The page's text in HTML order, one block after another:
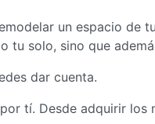
un espacio de
tu solo, sino que
dar cuenta.
tí. Desde adquirir